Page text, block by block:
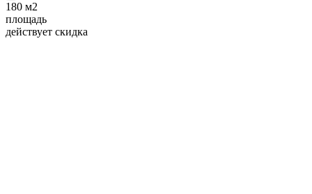
180 м2
площадь
действует скидка